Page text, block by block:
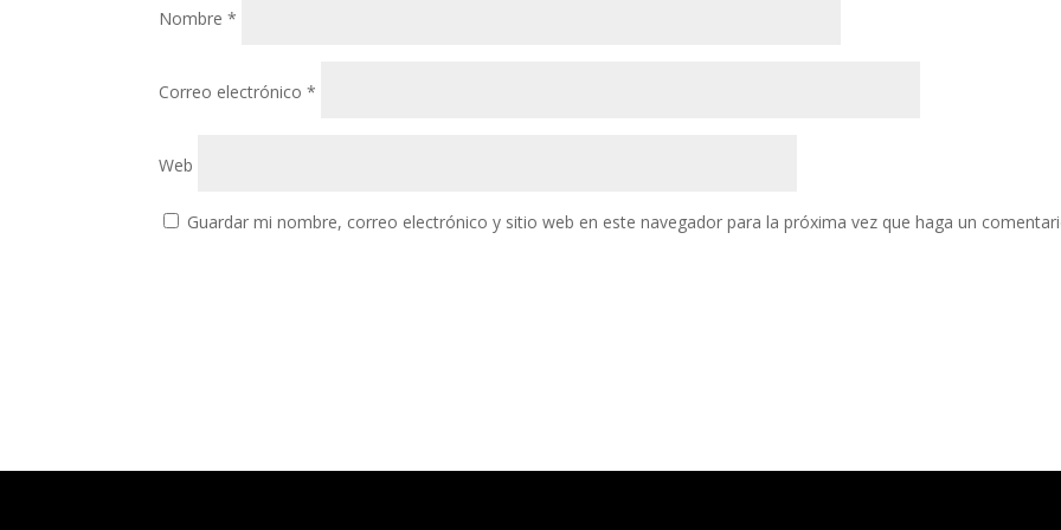
Nombre*
Correo electrónico*
Web
Guardar mi nombre, correo electrónico y sitio web en este navegador para la próxima vez que haga un